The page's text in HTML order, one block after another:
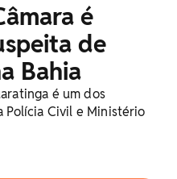
é
de
Bahia
é um dos
Polícia Civil e Ministério